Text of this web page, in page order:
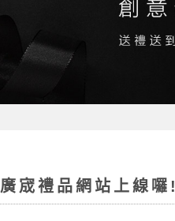
廣宬禮品網站上線囉!